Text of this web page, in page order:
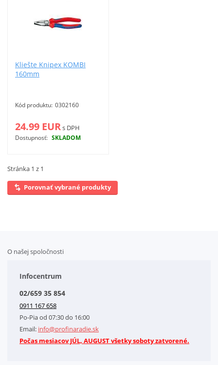
Kliešte Knipex KOMBI
160mm
Kód produktu: 0302160
24.99 EURs DPH
Dostupnosť: SKLADOM
Viac info
Stránka 1 z 1
Porovnať vybrané produkty
O našej spoločnosti
Obchodné podmienky
Kontakt
Letáky na stiahnutie
GDPR-Informácie o spracovaní osobných údajov HQ Tools, spol. s r. o.
Cookies
Infocentrum
02/659 35 854
0911 167 658
Po-Pia od 07:30 do 16:00
Email: info@profinaradie.sk
Počas mesiacov JÚL, AUGUST všetky soboty zatvorené.